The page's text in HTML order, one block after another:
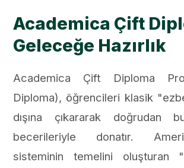
Academica Çift
Geleceğe Hazırlık
Academica Çift Diploma
Diploma), öğrencileri klasik
dışına çıkararak doğrudan
becerileriyle donatır.
sisteminin temelini oluşturan